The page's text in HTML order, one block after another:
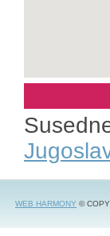
WEB HARMONY ©